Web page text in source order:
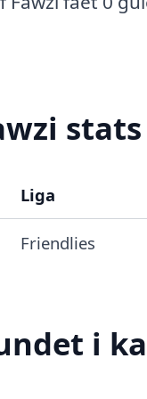
Liga
Friendlies
i